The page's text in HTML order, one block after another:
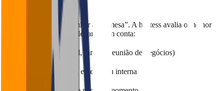
Não é apenas “acompanhar até a mesa”. A hostess avalia o melhor
lugar para cada cliente, levando em conta:
Tipo de grupo (casal, família, reunião de negócios)
Preferência por área externa ou interna